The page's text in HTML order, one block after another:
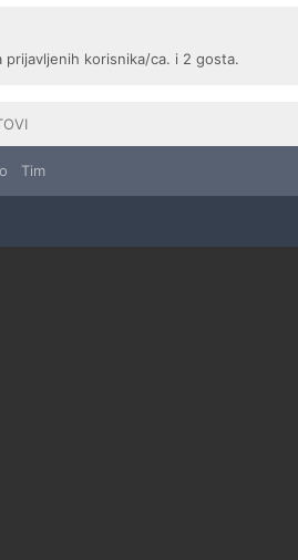
korisnika/ca. i 2 gosta.
Tim